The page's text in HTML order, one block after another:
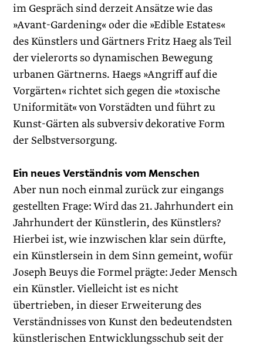
im Gespräch sind derzeit Ansätze wie das
»Avant-Gardening« oder die »Edible Estates«
des Künstlers und Gärtners Fritz Haeg als Teil
der vielerorts so dynamischen Bewegung
urbanen Gärtnerns. Haegs »Angriff auf die
Vorgärten« richtet sich gegen die »toxische
Uniformität« von Vorstädten und führt zu
Kunst-Gärten als subversiv dekorative Form
der Selbstversorgung.
Ein neues Verständnis vom Menschen
Aber nun noch einmal zurück zur eingangs
gestellten Frage: Wird das 21. Jahrhundert ein
Jahrhundert der Künstlerin, des Künstlers?
Hierbei ist, wie inzwischen klar sein dürfte,
ein Künstlersein in dem Sinn gemeint, wofür
Joseph Beuys die Formel prägte: Jeder Mensch
ein Künstler. Vielleicht ist es nicht
übertrieben, in dieser Erweiterung des
Verständnisses von Kunst den bedeutendsten
künstlerischen Entwicklungsschub seit der